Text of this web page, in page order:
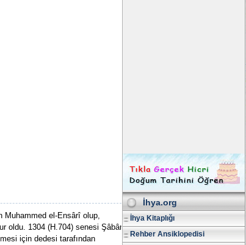
Muhammed el-Ensârî olup,
oldu. 1304 (H.704) senesi Şâbân
için dedesi tarafından
İhya.org
İhya Kitaplığı
Rehber Ansiklopedisi